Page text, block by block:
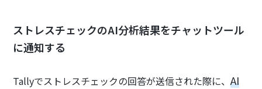
ストレスチェックのAI分析結果をチャットツール
に通知する
Tallyでストレスチェックの回答が送信された際に、AI